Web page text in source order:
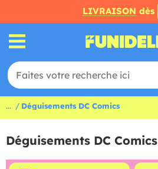
LIVRAISON dès
... Déguisements DC Comics
Déguisements DC Comics